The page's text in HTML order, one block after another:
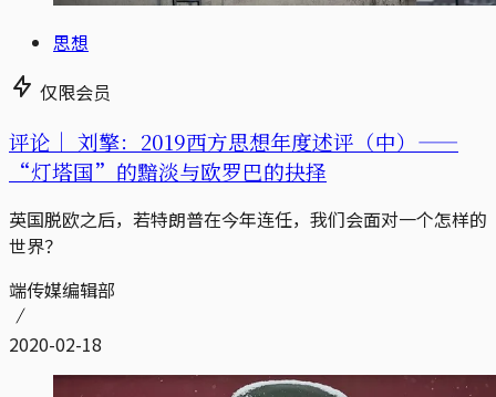
思想
仅限会员
评论｜ 刘擎：2019西方思想年度述评（中）——
“灯塔国”的黯淡与欧罗巴的抉择
英国脱欧之后，若特朗普在今年连任，我们会面对一个怎样的
世界？
端传媒编辑部
2020-02-18